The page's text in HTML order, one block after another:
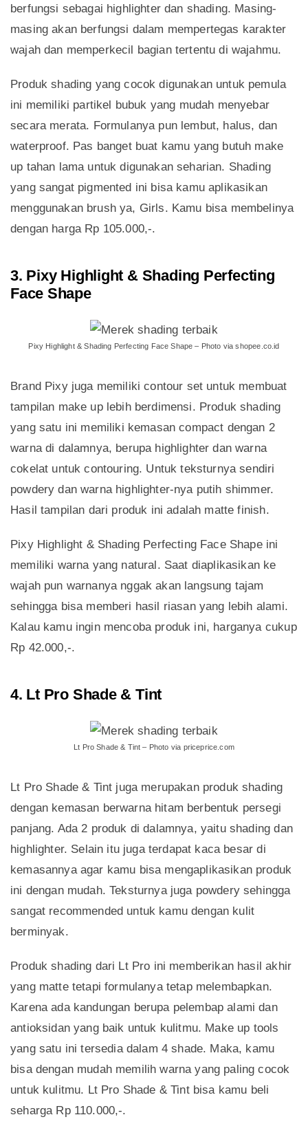
berfungsi sebagai highlighter dan shading. Masing-
masing akan berfungsi dalam mempertegas karakter
wajah dan memperkecil bagian tertentu di wajahmu.
Produk shading yang cocok digunakan untuk pemula
ini memiliki partikel bubuk yang mudah menyebar
secara merata. Formulanya pun lembut, halus, dan
waterproof. Pas banget buat kamu yang butuh make
up tahan lama untuk digunakan seharian. Shading
yang sangat pigmented ini bisa kamu aplikasikan
menggunakan brush ya, Girls. Kamu bisa membelinya
dengan harga Rp 105.000,-.
3. Pixy Highlight & Shading Perfecting
Face Shape
Pixy Highlight & Shading Perfecting Face Shape – Photo via shopee.co.id
Brand Pixy juga memiliki contour set untuk membuat
tampilan make up lebih berdimensi. Produk shading
yang satu ini memiliki kemasan compact dengan 2
warna di dalamnya, berupa highlighter dan warna
cokelat untuk contouring. Untuk teksturnya sendiri
powdery dan warna highlighter-nya putih shimmer.
Hasil tampilan dari produk ini adalah matte finish.
Pixy Highlight & Shading Perfecting Face Shape ini
memiliki warna yang natural. Saat diaplikasikan ke
wajah pun warnanya nggak akan langsung tajam
sehingga bisa memberi hasil riasan yang lebih alami.
Kalau kamu ingin mencoba produk ini, harganya cukup
Rp 42.000,-.
4. Lt Pro Shade & Tint
Lt Pro Shade & Tint – Photo via priceprice.com
Lt Pro Shade & Tint juga merupakan produk shading
dengan kemasan berwarna hitam berbentuk persegi
panjang. Ada 2 produk di dalamnya, yaitu shading dan
highlighter. Selain itu juga terdapat kaca besar di
kemasannya agar kamu bisa mengaplikasikan produk
ini dengan mudah. Teksturnya juga powdery sehingga
sangat recommended untuk kamu dengan kulit
berminyak.
Produk shading dari Lt Pro ini memberikan hasil akhir
yang matte tetapi formulanya tetap melembapkan.
Karena ada kandungan berupa pelembap alami dan
antioksidan yang baik untuk kulitmu. Make up tools
yang satu ini tersedia dalam 4 shade. Maka, kamu
bisa dengan mudah memilih warna yang paling cocok
untuk kulitmu. Lt Pro Shade & Tint bisa kamu beli
seharga Rp 110.000,-.